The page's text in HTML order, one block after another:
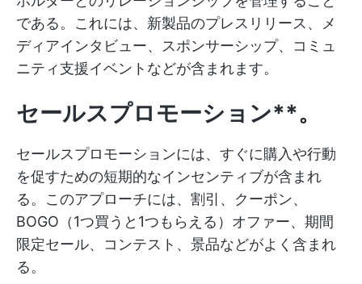
である。これには、新製品のプレスリリース、メ
ディアインタビュー、スポンサーシップ、コミュ
ニティ支援イベントなどが含まれます。
セールスプロモーション**。
セールスプロモーションには、すぐに購入や行動
を促すための短期的なインセンティブが含まれ
る。このアプローチには、割引、クーポン、
BOGO（1つ買うと1つもらえる）オファー、期間
限定セール、コンテスト、景品などがよく含まれ
る。